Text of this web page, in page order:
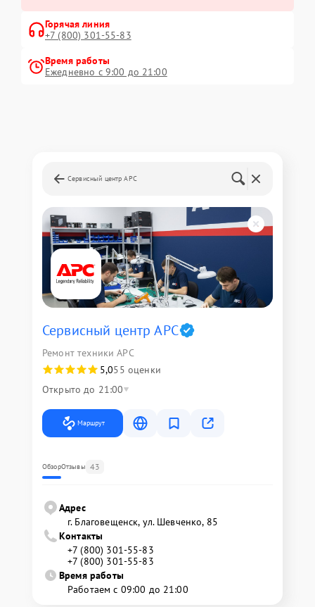
Горячая линия
+7 (800) 301-55-83
Время работы
Ежедневно с 9:00 до 21:00
Сервисный центр APC
Сервисный центр APC
Ремонт техники APC
5,055 оценки
Открыто до 21:00
Маршрут
ОбзорОтзывы 43
Адрес
г. Благовещенск, ул. Шевченко, 85
Контакты
+7 (800) 301-55-83
+7 (800) 301-55-83
Время работы
Работаем с 09:00 до 21:00